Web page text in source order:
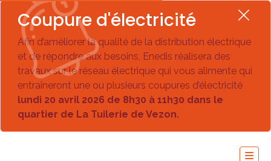
Coupure d'électricité
Afin d’améliorer la qualité de la distribution électrique
et de répondre aux besoins, Enedis réalisera des
travaux sur le réseau électrique qui vous alimente qui
entraîneront une ou plusieurs coupures d’électricité
lundi 20 avril 2026 de 8h30 à 11h30 dans le
quartier de La Tuilerie de Vezon.